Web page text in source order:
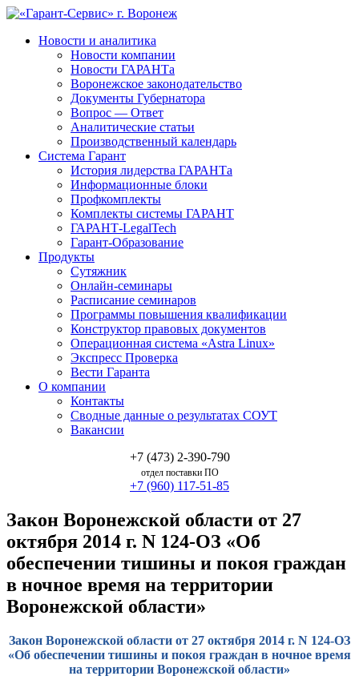
Новости и аналитика
Новости компании
Новости ГАРАНТа
Воронежское законодательство
Документы Губернатора
Вопрос — Ответ
Аналитические статьи
Производственный календарь
Система Гарант
История лидерства ГАРАНТа
Информационные блоки
Профкомплекты
Комплекты системы ГАРАНТ
ГАРАНТ-LegalTech
Гарант-Образование
Продукты
Сутяжник
Онлайн-семинары
Расписание семинаров
Программы повышения квалификации
Конструктор правовых документов
Операционная система «Astra Linux»
Экспресс Проверка
Вести Гаранта
О компании
Контакты
Сводные данные о результатах СОУТ
Вакансии
+7 (473) 2-390-790
отдел поставки ПО
+7 (960) 117-51-85
Закон Воронежской области от 27
октября 2014 г. N 124-ОЗ «Об
обеспечении тишины и покоя граждан
в ночное время на территории
Воронежской области»
Закон Воронежской области от 27 октября 2014 г. N 124-ОЗ
«Об обеспечении тишины и покоя граждан в ночное время
на территории Воронежской области»